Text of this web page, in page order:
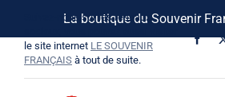
La boutique du Souvenir
contenu
Suivez-nous sur les réseaux
le site internet LE SOUVENIR
FRANÇAIS à tout de suite.